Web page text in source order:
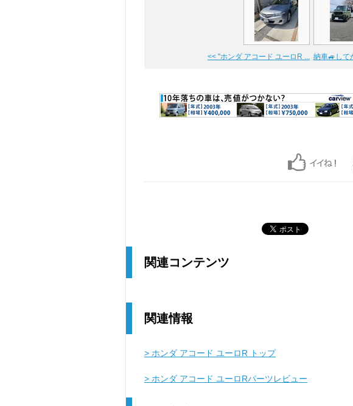
<< "ホンダ アコード ユーロR ... 納車🚙して
関連コンテンツ
関連情報
> ホンダ アコード ユーロR トップ
> ホンダ アコード ユーロRパーツレビュー